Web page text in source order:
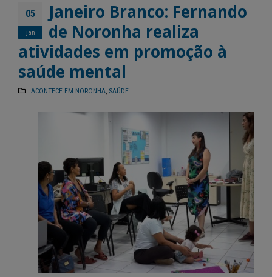
05
jan
Janeiro Branco: Fernando
de Noronha realiza
atividades em promoção à
saúde mental
ACONTECE EM NORONHA, SAÚDE